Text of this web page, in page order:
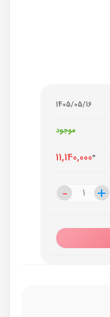
1405/05/16
موجود
11,140,0000
+
- +
-